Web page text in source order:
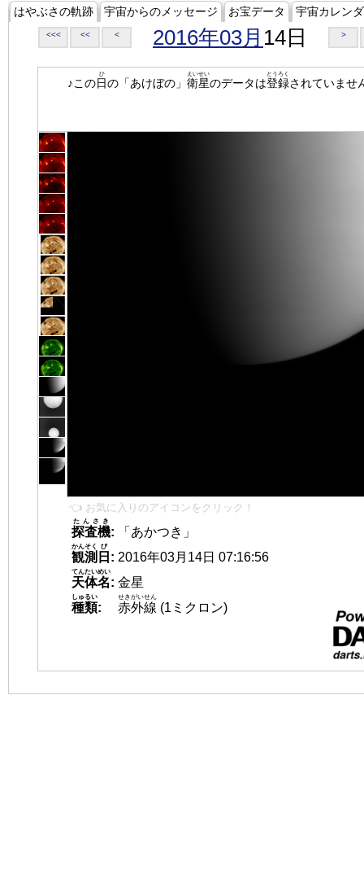
はやぶさの軌跡 宇宙からのメッセージ お宝データ 宇宙カレン
<<< << < 2016年03月 14日 >
♪この日
ひ
の「あけぼの」 衛星
えいせい
のデータは登録
とうろく
されていませ
👈 お気に入りのアイコンをクリック！
探査機
たんさき
:
「あかつき」
観測
かんそく
日
び
: 2016年03月14日 07:16:56
天体名
てんたいめい
: 金星
種類
しゅるい
: 赤外線
せきがいせん
(1ミクロン)